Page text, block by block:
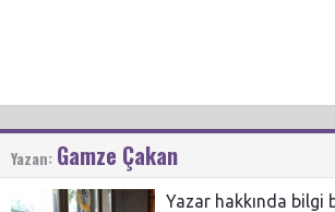
Yazan: Gamze Çakan
Yazar hakkında bilgi